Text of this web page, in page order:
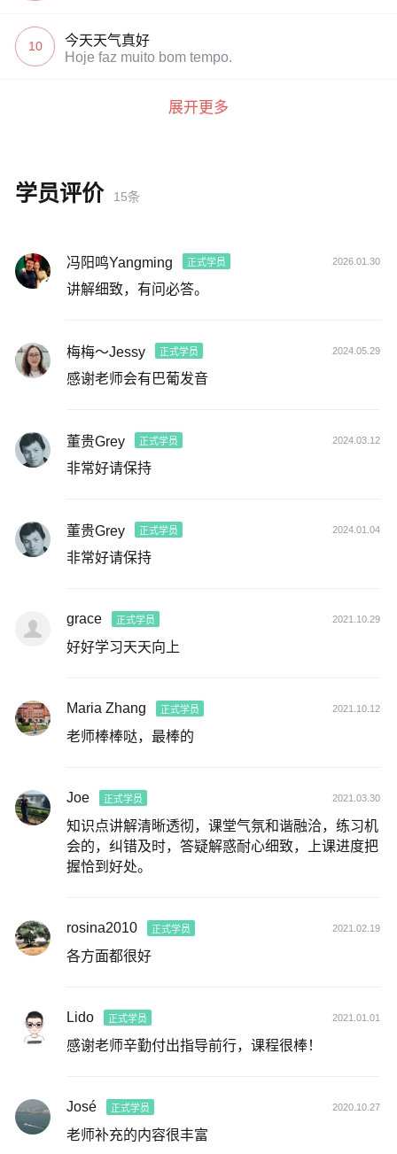
10
今天天气真好
Hoje faz muito bom tempo.
展开更多
学员评价 15条
冯阳鸣Yangming 正式学员 2026.01.30
讲解细致，有问必答。
梅梅～Jessy 正式学员 2024.05.29
感谢老师会有巴葡发音
董贵Grey 正式学员 2024.03.12
非常好请保持
董贵Grey 正式学员 2024.01.04
非常好请保持
grace 正式学员 2021.10.29
好好学习天天向上
Maria Zhang 正式学员 2021.10.12
老师棒棒哒，最棒的
Joe 正式学员 2021.03.30
知识点讲解清晰透彻，课堂气氛和谐融洽，练习机
会的，纠错及时，答疑解惑耐心细致，上课进度把
握恰到好处。
rosina2010 正式学员 2021.02.19
各方面都很好
Lido 正式学员 2021.01.01
感谢老师辛勤付出指导前行，课程很棒！
José 正式学员 2020.10.27
老师补充的内容很丰富